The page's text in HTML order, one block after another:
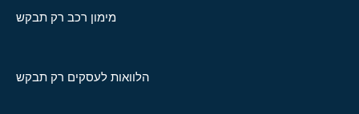
מימון רכב רק תבקש
הלוואות לעסקים רק תבקש